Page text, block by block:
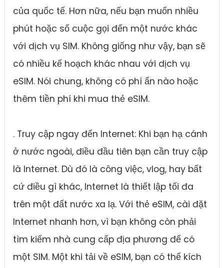
của quốc tế. Hơn nữa, nếu bạn muốn nhiều
phút hoặc số cuộc gọi đến một nước khác
với dịch vụ SIM. Không giống như vậy, bạn sẽ
có nhiều kế hoạch khác nhau với dịch vụ
eSIM. Nói chung, không có phí ẩn nào hoặc
thêm tiền phí khi mua thẻ eSIM.
. Truy cập ngay đến Internet: Khi bạn hạ cánh
ở nước ngoài, điều đầu tiên bạn cần truy cập
là Internet. Dù đó là công việc, vlog, hay bất
cứ điều gì khác, Internet là thiết lập tối đa
trên một đất nước xa lạ. Với thẻ eSIM, cài đặt
Internet nhanh hơn, vì bạn không còn phải
tìm kiếm nhà cung cấp địa phương để có
một SIM. Một khi tải về eSIM, bạn có thể kích